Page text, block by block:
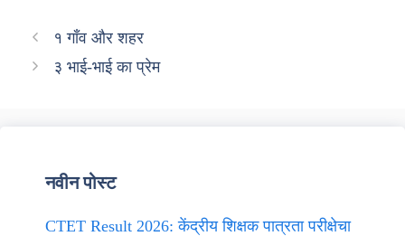
१ गाँव और शहर
३ भाई-भाई का प्रेम
नवीन पोस्ट
CTET Result 2026: केंद्रीय शिक्षक पात्रता परीक्षेचा